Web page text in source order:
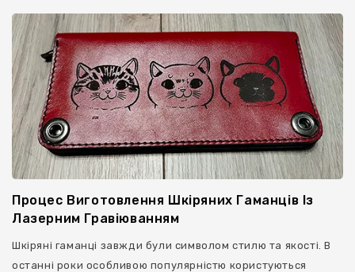
XL
Борсетки
Ремені
Сумки
Шеврони
Ключниці
Процес Виготовлення Шкіряних Гаманців Із
Лазерним Гравіюванням
Шкіряні гаманці завжди були символом стилю та якості. В
останні роки особливою популярністю користуються